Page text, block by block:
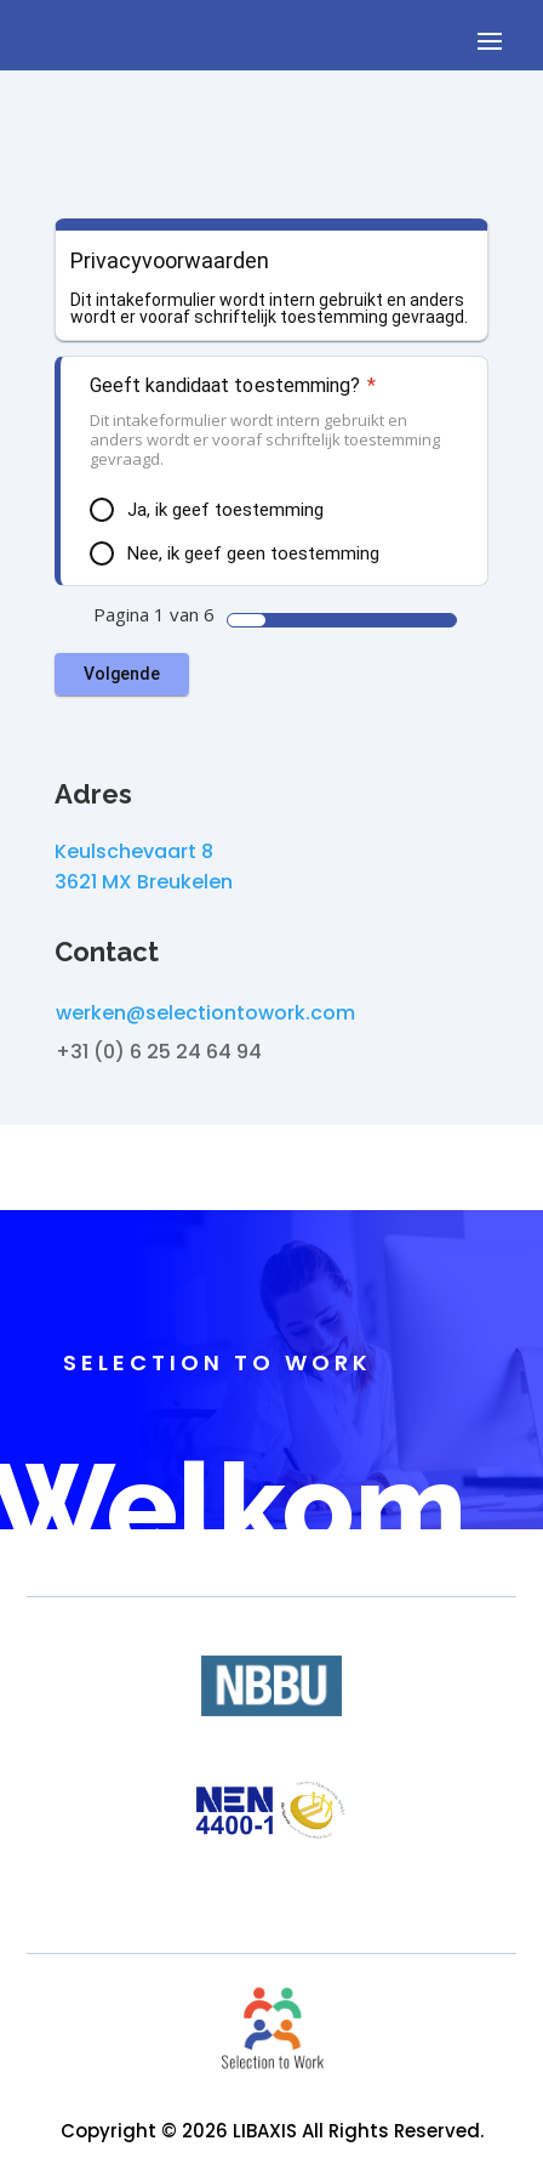
Privacyvoorwaarden
Dit intakeformulier wordt intern gebruikt en anders
wordt er vooraf schriftelijk toestemming gevraagd.
Geeft kandidaat toestemming? *
Dit intakeformulier wordt intern gebruikt en
anders wordt er vooraf schriftelijk toestemming
gevraagd.
Ja, ik geef toestemming
Nee, ik geef geen toestemming
Pagina 1 van 6
Adres
Keulschevaart 8
3621 MX Breukelen
Contact
werken@selectiontowork.com
+31 (0) 6 25 24 64 94
SELECTION TO WORK
Copyright © 2026 LIBAXIS All Rights Reserved.